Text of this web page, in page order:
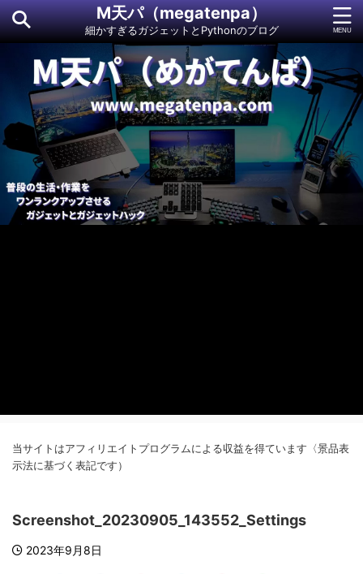
M天パ（megatenpa）
細かすぎるガジェットとPythonのブログ
当サイトはアフィリエイトプログラムによる収益を得ています〈景品表
示法に基づく表記です）
Screenshot_20230905_143552_Settings
2023年9月8日